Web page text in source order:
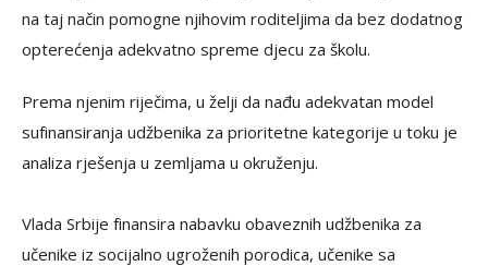
na taj način pomogne njihovim roditeljima da bez dodatnog
opterećenja adekvatno spreme djecu za školu.
Prema njenim riječima, u želji da nađu adekvatan model
sufinansiranja udžbenika za prioritetne kategorije u toku je
analiza rješenja u zemljama u okruženju.
Vlada Srbije finansira nabavku obaveznih udžbenika za
učenike iz socijalno ugroženih porodica, učenike sa